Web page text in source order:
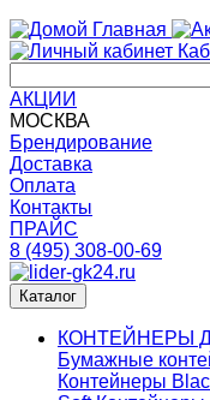
Главная
АКЦИИ
МОСКВА
Брендирование
Доставка
Оплата
Контакты
ПРАЙС
8 (495) 308-00-69
Каталог
КОНТЕЙНЕРЫ
Бумажные
Контейнеры